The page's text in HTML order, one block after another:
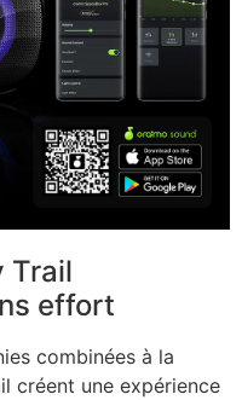
Trail
effort
combinées à la
créent une expérience